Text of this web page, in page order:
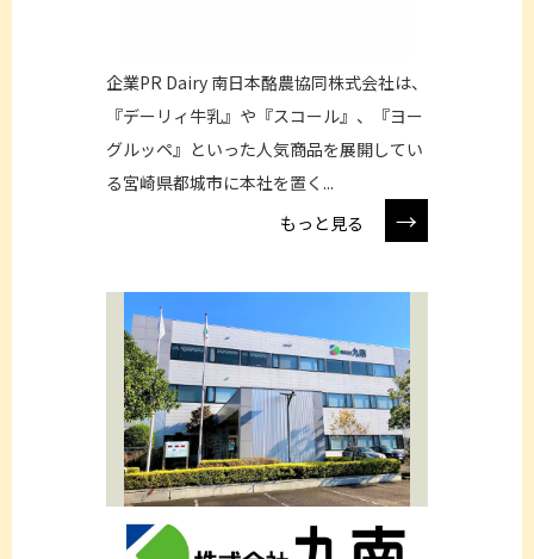
企業PR Dairy 南日本酪農協同株式会社は、
『デーリィ牛乳』や『スコール』、『ヨー
グルッペ』といった人気商品を展開してい
る宮崎県都城市に本社を置く...
もっと見る
→